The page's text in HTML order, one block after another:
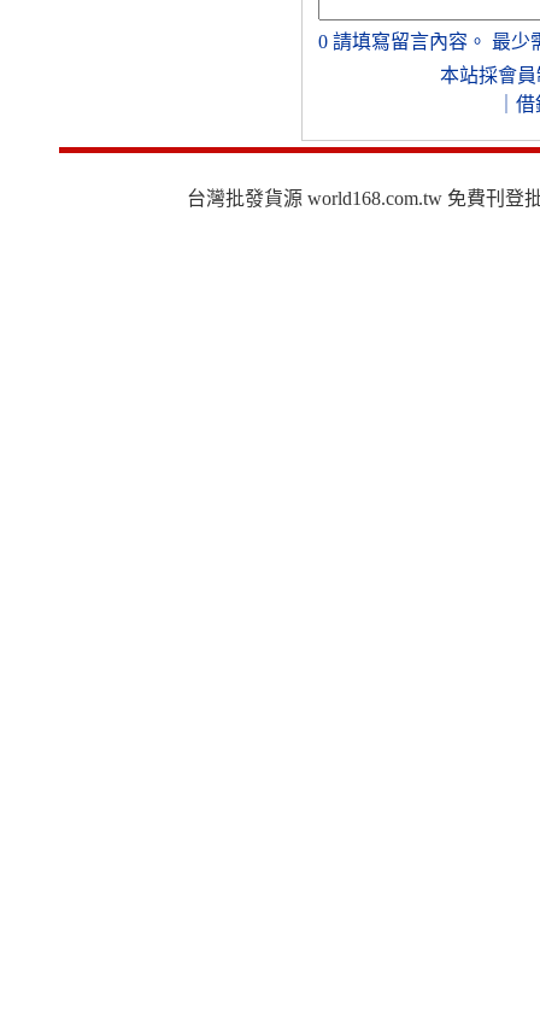
0 請填寫留言內容。 最少
本站採會員
借
台灣批發貨源 world168.com.tw 免費刊登